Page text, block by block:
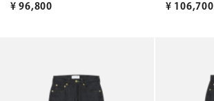
¥ 96,800
¥ 106,700